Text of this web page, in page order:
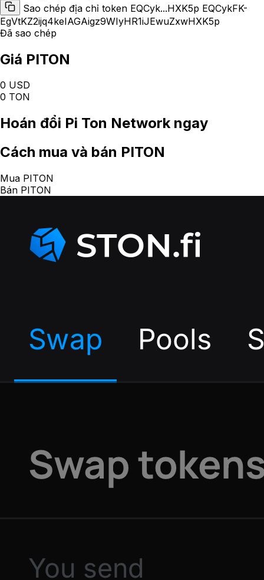
Sao chép địa chỉ token EQCyk...HXK5p EQCykFK-
EgVtKZ2ijq4keIAGAigz9WIyHR1iJEwuZxwHXK5p
Đã sao chép
Giá PITON
0 USD
0 TON
Hoán đổi Pi Ton Networkngay
Cách mua và bán PITON
Mua PITON
Bán PITON